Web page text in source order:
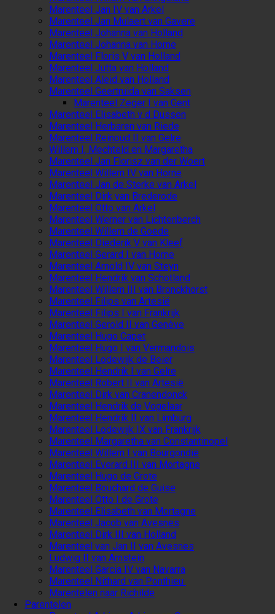
Marenteel Jan IV van Arkel
Marenteel Jan Mulaert van Gavere
Marenteel Johanna van Holland
Marenteel Johanna van Horne
Marenteel Floris V van Holland
Marenteel Jutta van Holland
Marenteel Aleid van Holland
Marenteel Geertruida van Saksen
Marenteel Zeger I van Gent
Marenteel Elisabeth v d Dussen
Marenteel Herbaren van Riede
Marenteel Reinoud II van Gelre
Willem I, Mechteld en Margaretha
Marenteel Jan Florisz van der Woert
Marenteel Willem IV van Horne
Marenteel Jan de Sterke van Arkel
Marenteel Dirk van Brederode
Marenteel Otto van Arkel
Marenteel Werner van Lichtenberch
Marenteel Willem de Goede
Marenteel Diederik V van Kleef
Marenteel Gerard I van Horne
Marenteel Arnold IV van Steyn
Marenteel Hendrik van Schotland
Marenteel Willem III van Bronckhorst
Marenteel Filips van Artesië
Marenteel Filips I van Frankrijk
Marenteel Gerold II van Genève
Marenteel Hugo Capet
Marenteel Hugo I van Vermandois
Marenteel Lodewijk de Beier
Marenteel Hendrik I van Gelre
Marenteel Robert II van Artesië
Marenteel Dirk van Cranendonck
Marenteel Hendrik de Vogelaar
Marenteel Hendrik II van Limburg
Marenteel Lodewijk IX van Frankrijk
Marenteel Margaretha van Constantinopel
Marenteel Willem I van Bourgondië
Marenteel Everard III van Mortagne
Marenteel Hugo de Grote
Marenteel Bouchard de Guise
Marenteel Otto I de Grote
Marenteel Elisabeth van Mortagne
Marenteel Jacob van Avesnes
Marenteel Dirk III van Holland
Marenteel van Jan II van Avesnes
Ludwig II van Arnstein
Marenteel Garcia IV van Navarra
Marenteel Nithard van Ponthieu
Marentelen naar Richilde
Parentelen